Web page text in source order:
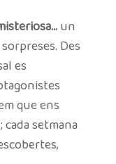
un
Des
es
que ens
setmana